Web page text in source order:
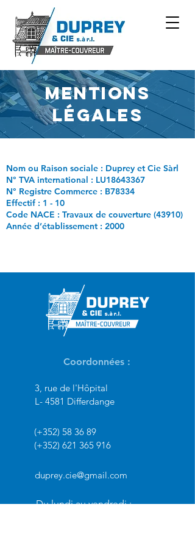
Mentions
légales
Nom ou Raison sociale : Duprey et Cie Sàrl
N° TVA international : LU18643367
N° Registre Commerce : B78334
Effectif : 1 - 10
Code NACE : Travaux de couverture (43910)
Année d’établissement : 2000
Coordonnées :
3, rue de l'Hôpital
L- 4581 Differdange
(+352) 58 36 89
(+352) 621 365 916
duprey.cie@gmail.com
Du lundi au vendredi :